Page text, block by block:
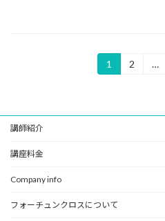
の
ペ
ー
ジ
送
固
定
ジ
1
固
ジ
2 …
講師紹介
講座料金
Company info
フォーチュンクロスについて